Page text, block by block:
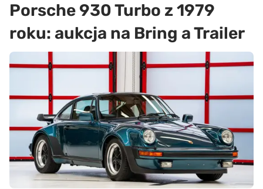
Porsche 930 Turbo z 1979
roku: aukcja na Bring a Trailer